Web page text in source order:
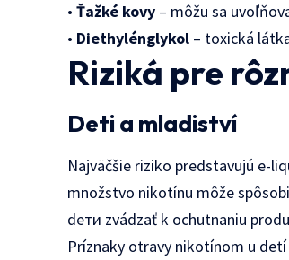
•Ťažké kovy – môžu sa
• Diethylénglykol – toxická
Riziká pre
Deti a mladiství
Najväčšie riziko predstavujú e-
množstvo nikotínu môže
dети zvádzať k ochutnaniu
Príznaky otravy nikotínom u